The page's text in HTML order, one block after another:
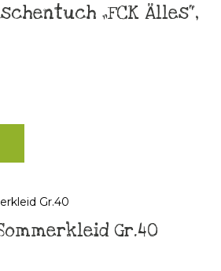
„FCK Älles“,
Gr.40